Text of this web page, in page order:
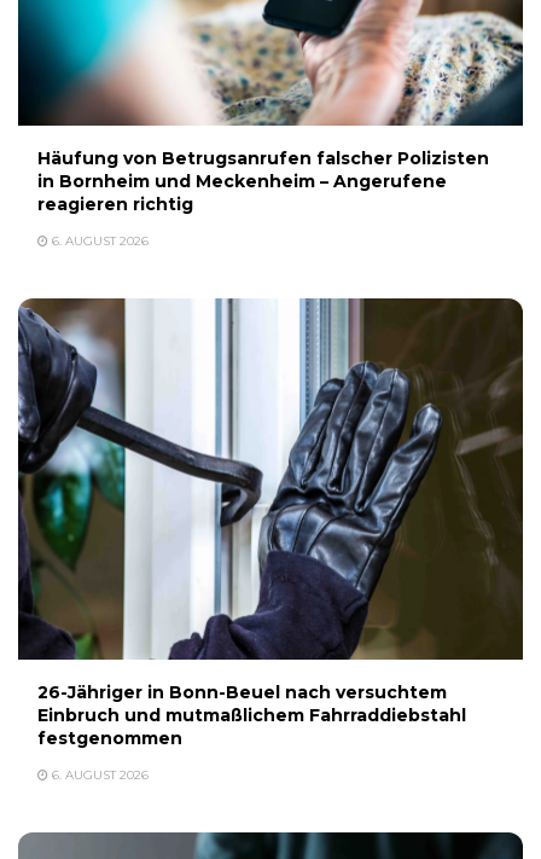
Häufung von Betrugsanrufen falscher Polizisten
in Bornheim und Meckenheim – Angerufene
reagieren richtig
6. AUGUST 2026
26-Jähriger in Bonn-Beuel nach versuchtem
Einbruch und mutmaßlichem Fahrraddiebstahl
festgenommen
6. AUGUST 2026